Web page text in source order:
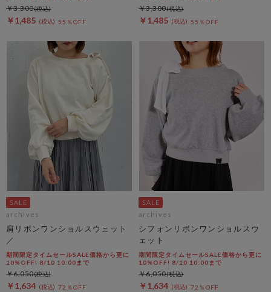
￥1,485 55％OFF
￥3,300
￥1,485 55％OFF
￥3,300
archives
肩リボンワンショルスウェット
／
期間限定タイムセールSALE価格から更に
10%OFF! 8/10 10:00まで
￥1,634 72％OFF
￥6,050
archives
シフォンリボンワンショルスウ
ェット
期間限定タイムセールSALE価格から更に
10%OFF! 8/10 10:00まで
￥1,634 72％OFF
￥6,050